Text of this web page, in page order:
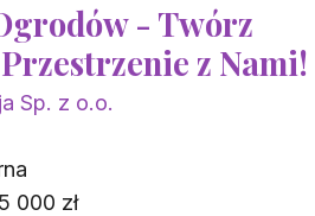
- Twórz
z Nami!
Sp. z o.o.
000 zł